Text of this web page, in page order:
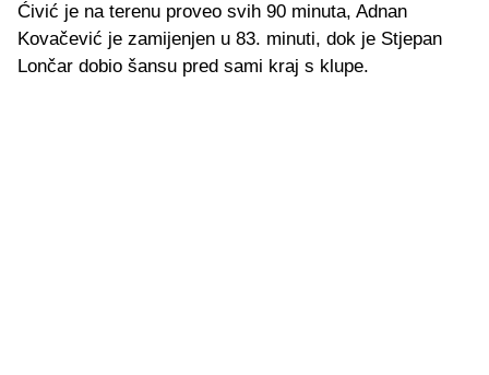
Ćivić je na terenu proveo svih 90 minuta, Adnan
Kovačević je zamijenjen u 83. minuti, dok je Stjepan
Lončar dobio šansu pred sami kraj s klupe.